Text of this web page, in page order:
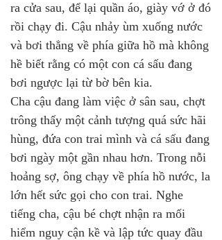
ra cửa sau, để lại quần áo, giày vớ ở đó
rồi chạy đi. Cậu nhảy ùm xuống nước
và bơi thẳng về phía giữa hồ mà không
hề biết rằng có một con cá sấu đang
bơi ngược lại từ bờ bên kia.
Cha cậu đang làm việc ở sân sau, chợt
trông thấy một cảnh tượng quá sức hãi
hùng, đứa con trai mình và cá sấu đang
bơi ngày một gần nhau hơn. Trong nỗi
hoảng sợ, ông chạy về phía hồ nước, la
lớn hết sức gọi cho con trai. Nghe
tiếng cha, cậu bé chợt nhận ra mối
hiểm nguy cận kề và lập tức quay đầu